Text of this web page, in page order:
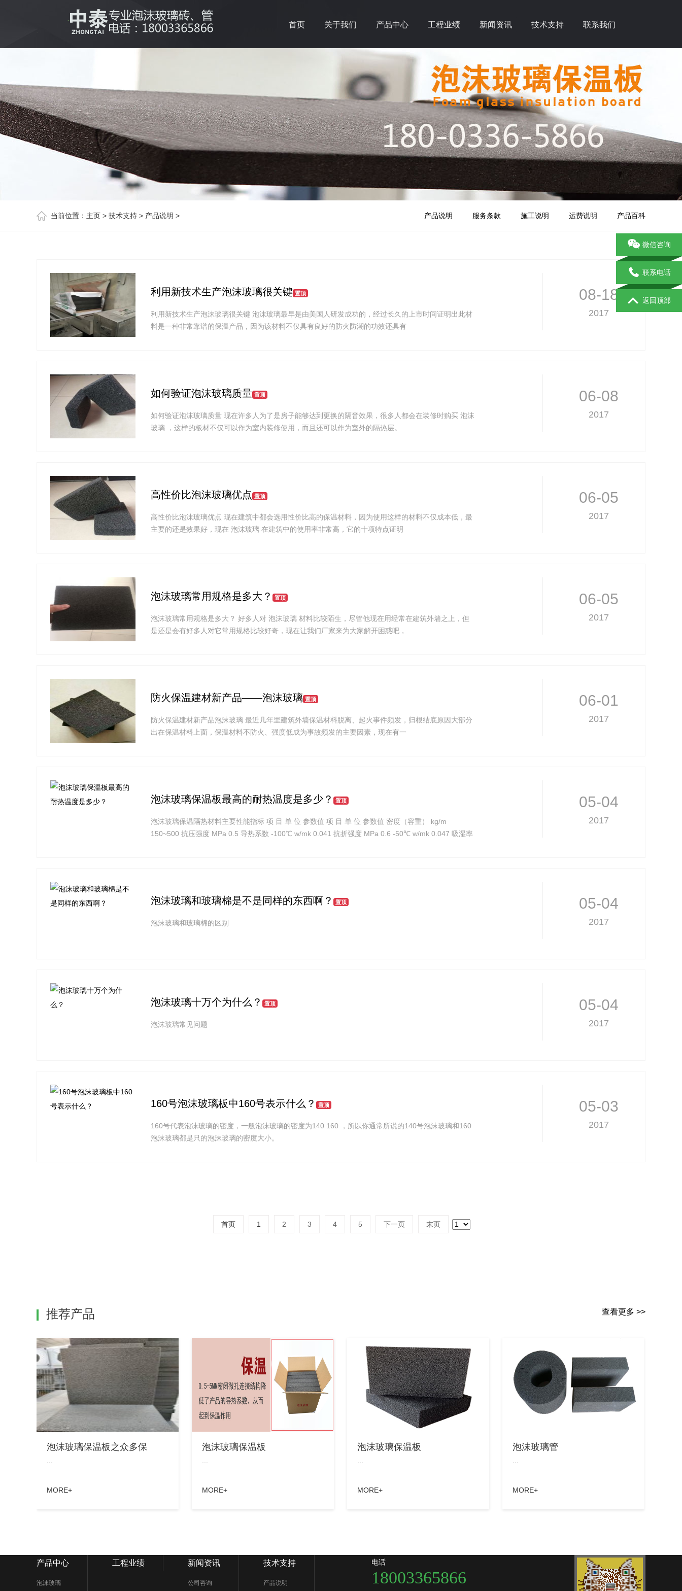
首页 关于我们 产品中心 工程业绩 新闻资讯 技术支持 联系我们
当前位置： 主页 > 技术支持 > 产品说明 > 产品说明 服务条款 施工说明 运费说明 产品百科
08-18
2017
利用新技术生产泡沫玻璃很关键 置顶
利用新技术生产泡沫玻璃很关键 泡沫玻璃最早是由美国人研发成功的，经过长久的上市时间证明出此材
料是一种非常靠谱的保温产品，因为该材料不仅具有良好的防火防潮的功效还具有
06-08
2017
如何验证泡沫玻璃质量 置顶
如何验证泡沫玻璃质量 现在许多人为了是房子能够达到更换的隔音效果，很多人都会在装修时购买 泡沫
玻璃 ，这样的板材不仅可以作为室内装修使用，而且还可以作为室外的隔热层。
06-05
2017
高性价比泡沫玻璃优点 置顶
高性价比泡沫玻璃优点 现在建筑中都会选用性价比高的保温材料，因为使用这样的材料不仅成本低，最
主要的还是效果好，现在 泡沫玻璃 在建筑中的使用率非常高，它的十项特点证明
06-05
2017
泡沫玻璃常用规格是多大？ 置顶
泡沫玻璃常用规格是多大？ 好多人对 泡沫玻璃 材料比较陌生，尽管他现在用经常在建筑外墙之上，但
是还是会有好多人对它常用规格比较好奇，现在让我们厂家来为大家解开困惑吧，
06-01
2017
防火保温建材新产品——泡沫玻璃 置顶
防火保温建材新产品泡沫玻璃 最近几年里建筑外墙保温材料脱离、起火事件频发，归根结底原因大部分
出在保温材料上面，保温材料不防火、强度低成为事故频发的主要因素，现在有一
05-04
2017
泡沫玻璃保温板最高的耐热温度是多少？ 置顶
泡沫玻璃保温隔热材料主要性能指标 项 目 单 位 参数值 项 目 单 位 参数值 密度（容重） kg/m
150~500 抗压强度 MPa 0.5 导热系数 -100℃ w/mk 0.041 抗折强度 MPa 0.6 -50℃ w/mk 0.047 吸湿率
05-04
2017
泡沫玻璃和玻璃棉是不是同样的东西啊？ 置顶
泡沫玻璃和玻璃棉的区别
05-04
2017
泡沫玻璃十万个为什么？ 置顶
泡沫玻璃常见问题
05-03
2017
160号泡沫玻璃板中160号表示什么？ 置顶
160号代表泡沫玻璃的密度，一般泡沫玻璃的密度为140 160 ，所以你通常所说的140号泡沫玻璃和160
泡沫玻璃都是只的泡沫玻璃的密度大小。
首页 1 2 3 4 5 下一页 末页
查看更多 >>
推荐产品
泡沫玻璃保温板之众多保
...
MORE+
泡沫玻璃保温板
...
MORE+
泡沫玻璃保温板
...
MORE+
泡沫玻璃管
...
MORE+
产品中心
泡沫玻璃
工程业绩 新闻资讯
公司咨询
技术支持
产品说明
电话
18003365866
微信咨询
联系电话
返回顶部